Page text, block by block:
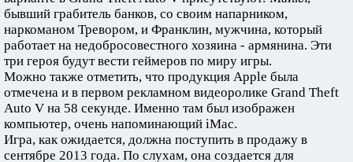
бывший грабитель банков, со своим напарником,
наркоманом Тревором, и Франклин, мужчина, который
работает на недобросовестного хозяина - армянина. Эти
три героя будут вести геймеров по миру игры.
Можно также отметить, что продукция Apple была
отмечена и в первом рекламном видеоролике Grand Theft
Auto V на 58 секунде. Именно там был изображен
компьютер, очень напоминающий iMac.
Игра, как ожидается, должна поступить в продажу в
сентябре 2013 года. По слухам, она создается для